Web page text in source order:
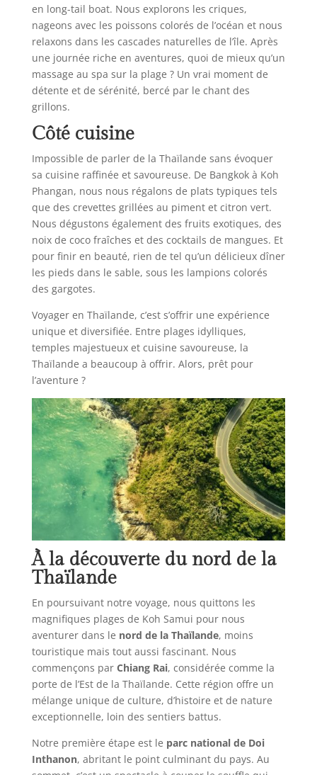
en long-tail boat. Nous explorons les criques,
nageons avec les poissons colorés de l’océan et nous
relaxons dans les cascades naturelles de l’île. Après
une journée riche en aventures, quoi de mieux qu’un
massage au spa sur la plage ? Un vrai moment de
détente et de sérénité, bercé par le chant des
grillons.
Côté cuisine
Impossible de parler de la Thaïlande sans évoquer
sa cuisine raffinée et savoureuse. De Bangkok à Koh
Phangan, nous nous régalons de plats typiques tels
que des crevettes grillées au piment et citron vert.
Nous dégustons également des fruits exotiques, des
noix de coco fraîches et des cocktails de mangues. Et
pour finir en beauté, rien de tel qu’un délicieux dîner
les pieds dans le sable, sous les lampions colorés
des gargotes.
Voyager en Thaïlande, c’est s’offrir une expérience
unique et diversifiée. Entre plages idylliques,
temples majestueux et cuisine savoureuse, la
Thaïlande a beaucoup à offrir. Alors, prêt pour
l’aventure ?
À la découverte du nord de la
Thaïlande
En poursuivant notre voyage, nous quittons les
magnifiques plages de Koh Samui pour nous
aventurer dans le nord de la Thaïlande, moins
touristique mais tout aussi fascinant. Nous
commençons par Chiang Rai, considérée comme la
porte de l’Est de la Thaïlande. Cette région offre un
mélange unique de culture, d’histoire et de nature
exceptionnelle, loin des sentiers battus.
Notre première étape est le parc national de Doi
Inthanon, abritant le point culminant du pays. Au